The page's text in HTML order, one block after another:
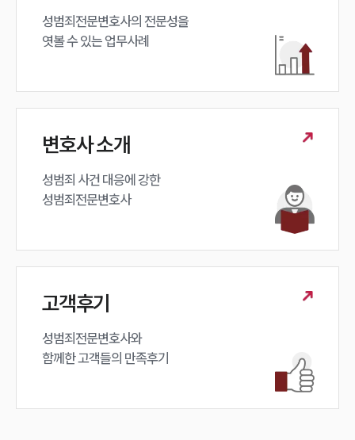
대륜법률상담예약
성범죄전문변호사의 전문성을
엿볼 수 있는 업무사례
변호사 소개
성범죄 사건 대응에 강한
성범죄전문변호사
고객후기
성범죄전문변호사와
함께한 고객들의 만족후기